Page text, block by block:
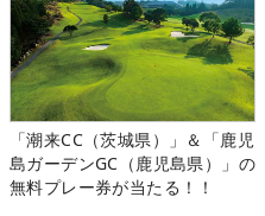
「潮来CC（茨城県）」＆「鹿児
島ガーデンGC（鹿児島県）」の
無料プレー券が当たる！！